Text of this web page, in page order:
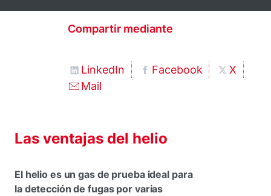
Compartir mediante
LinkedIn Facebook
X
Mail
Las ventajas del helio
El helio es un gas de prueba ideal para
la detección de fugas por varias